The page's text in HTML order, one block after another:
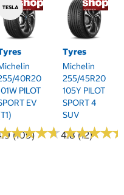
(109)
40R20
PILOT
EV
★★★★
★★★★4.8 (12)
Tyres
Michelin
255/45R20
105Y PILOT
SPORT 4
SUV
★★★★
★★★★